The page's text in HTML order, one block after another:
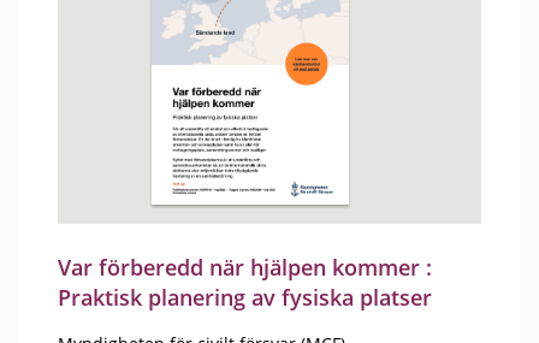
Var förberedd när hjälpen kommer :
Praktisk planering av fysiska platser